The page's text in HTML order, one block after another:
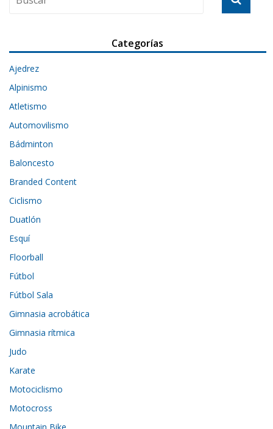
Categorías
Ajedrez
Alpinismo
Atletismo
Automovilismo
Bádminton
Baloncesto
Branded Content
Ciclismo
Duatlón
Esquí
Floorball
Fútbol
Fútbol Sala
Gimnasia acrobática
Gimnasia rítmica
Judo
Karate
Motociclismo
Motocross
Mountain Bike